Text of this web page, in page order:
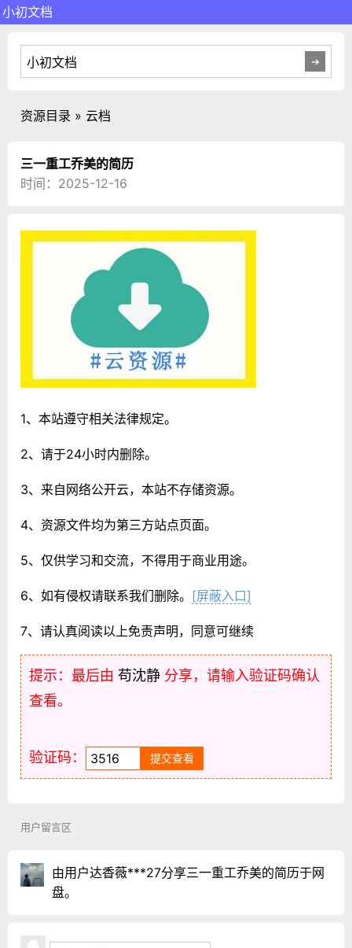
小初文档
资源目录 » 云档
三一重工乔美的简历
时间：2025-12-16
1、本站遵守相关法律规定。
2、请于24小时内删除。
3、来自网络公开云，本站不存储资源。
4、资源文件均为第三方站点页面。
5、仅供学习和交流，不得用于商业用途。
6、如有侵权请联系我们删除。 [屏蔽入口]
7、请认真阅读以上免责声明，同意可继续
提示：最后由 苟沈静 分享，请输入验证码确认
查看。
验证码：
用户留言区
由用户达香薇***27分享三一重工乔美的简历于网
盘。